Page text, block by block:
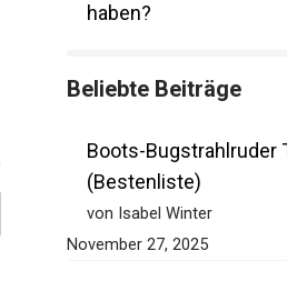
haben?
Beliebte Beiträge
Boots-Bugstrahlruder
(Bestenliste)
von Isabel Winter
November 27, 2025